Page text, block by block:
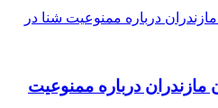
درباره ممنوعیت